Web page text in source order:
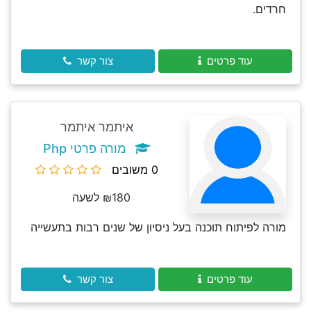
חרדים.
עוד פרטים צור קשר
איתמר איתמר
מורה פרטי Php
0 משובים
₪180 לשעה
מורה לפיתוח תוכנה בעל ניסיון של שנים רבות בתעשייה
עוד פרטים צור קשר